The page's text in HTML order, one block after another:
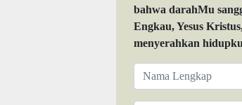
bahwa darahMu
Engkau, Yesus
menyerahkan